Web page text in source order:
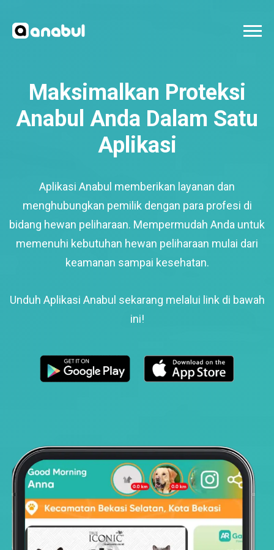
Maksimalkan Proteksi
Anabul Anda Dalam Satu
Aplikasi
Aplikasi Anabul memberikan layanan dan
menghubungkan pemilik dengan para profesi di
bidang hewan peliharaan. Mempermudah Anda untuk
memenuhi kebutuhan hewan peliharaan mulai dari
keamanan sampai kesehatan.
Unduh Aplikasi Anabul sekarang melalui link di bawah
ini!